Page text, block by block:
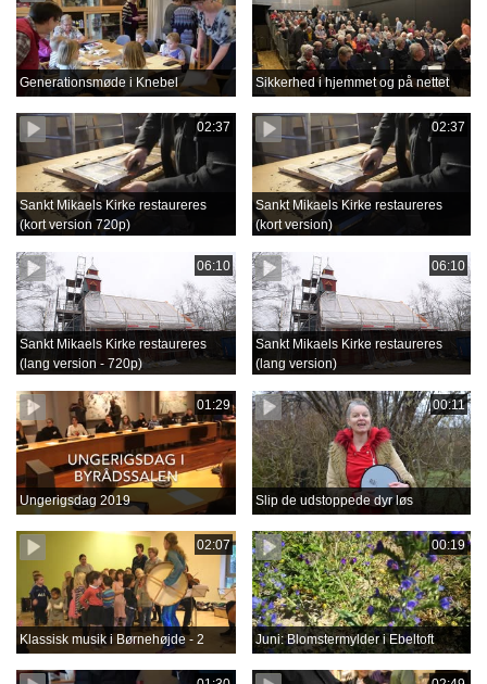
Generationsmøde i Knebel Sikkerhed i hjemmet og på nettet
02:37
Sankt Mikaels Kirke restaureres
(kort version 720p)
02:37
Sankt Mikaels Kirke restaureres
(kort version)
06:10
Sankt Mikaels Kirke restaureres
(lang version - 720p)
06:10
Sankt Mikaels Kirke restaureres
(lang version)
01:29
Ungerigsdag 2019
00:11
Slip de udstoppede dyr løs
02:07
Klassisk musik i Børnehøjde - 2
00:19
Juni: Blomstermylder i Ebeltoft